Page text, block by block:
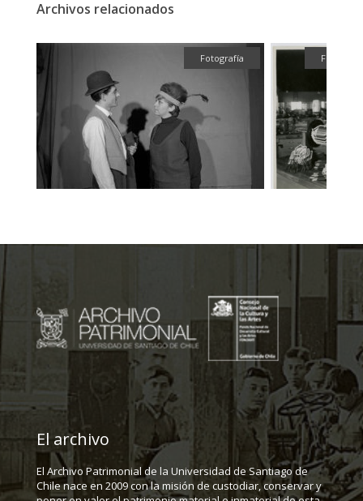
Archivos relacionados
Fotografía
El archivo
El Archivo Patrimonial de la Universidad de Santiago de
Chile nace en 2009 con la misión de custodiar, conservar y